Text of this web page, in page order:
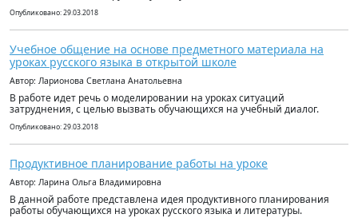
Опубликовано: 29.03.2018
Учебное общение на основе предметного материала на
уроках русского языка в открытой школе
Автор: Ларионова Светлана Анатольевна
В работе идет речь о моделировании на уроках ситуаций
затруднения, с целью вызвать обучающихся на учебный диалог.
Опубликовано: 29.03.2018
Продуктивное планирование работы на уроке
Автор: Ларина Ольга Владимировна
В данной работе представлена идея продуктивного планирования
работы обучающихся на уроках русского языка и литературы.